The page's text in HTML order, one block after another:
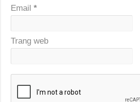
Email*
Trang web